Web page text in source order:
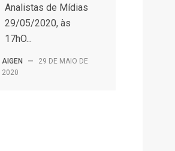
Analistas de Mídias
29/05/2020, às
17hO...
AIGEN —
29 DE MAIO DE
2020